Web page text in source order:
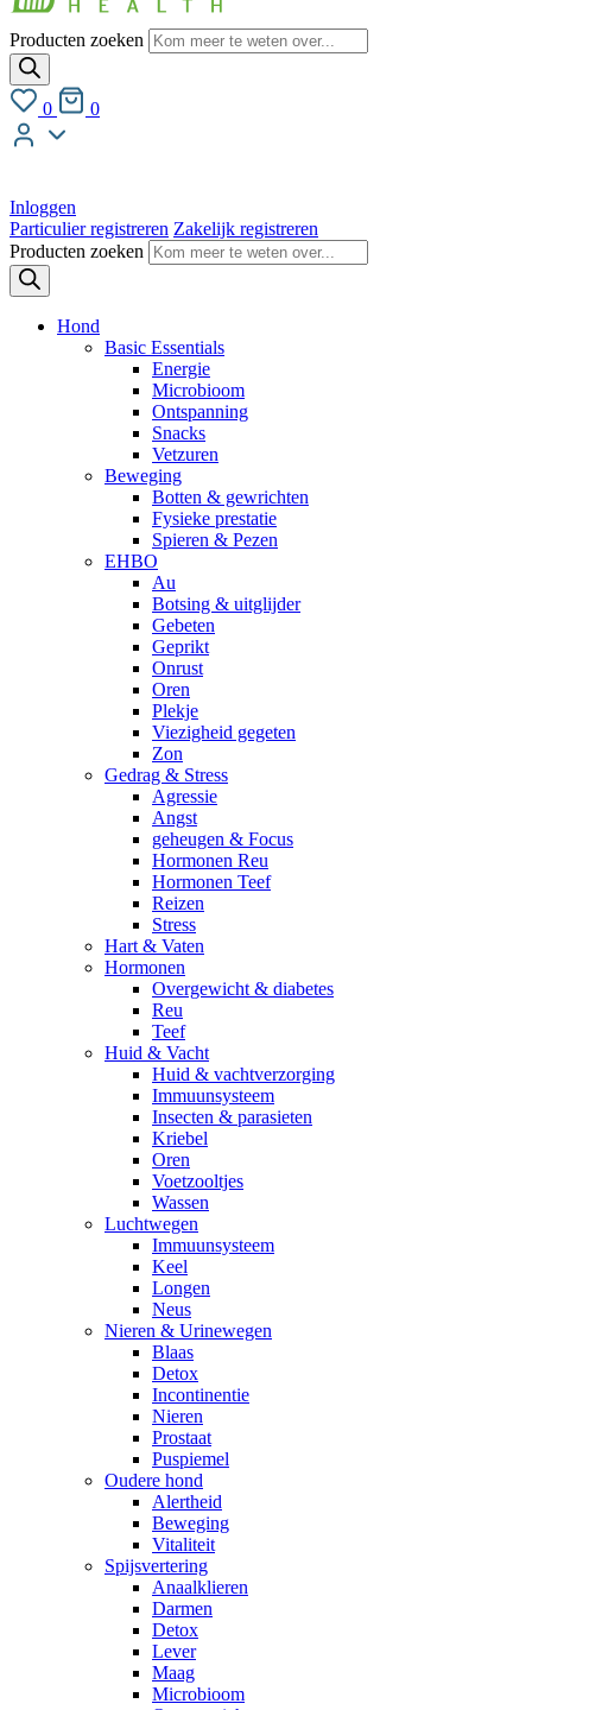
Producten zoeken
0 0
Inloggen
Particulier registreren Zakelijk registreren
Producten zoeken
Hond
Basic Essentials
Energie
Microbioom
Ontspanning
Snacks
Vetzuren
Beweging
Botten & gewrichten
Fysieke prestatie
Spieren & Pezen
EHBO
Au
Botsing & uitglijder
Gebeten
Geprikt
Onrust
Oren
Plekje
Viezigheid gegeten
Zon
Gedrag & Stress
Agressie
Angst
geheugen & Focus
Hormonen Reu
Hormonen Teef
Reizen
Stress
Hart & Vaten
Hormonen
Overgewicht & diabetes
Reu
Teef
Huid & Vacht
Huid & vachtverzorging
Immuunsysteem
Insecten & parasieten
Kriebel
Oren
Voetzooltjes
Wassen
Luchtwegen
Immuunsysteem
Keel
Longen
Neus
Nieren & Urinewegen
Blaas
Detox
Incontinentie
Nieren
Prostaat
Puspiemel
Oudere hond
Alertheid
Beweging
Vitaliteit
Spijsvertering
Anaalklieren
Darmen
Detox
Lever
Maag
Microbioom